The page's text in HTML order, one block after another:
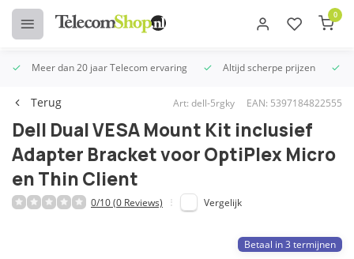
0
Meer dan 20 jaar Telecom ervaring Altijd scherpe prijzen
Terug Art: dell-5rgky EAN: 5397184822555
Dell Dual VESA Mount Kit inclusief
Adapter Bracket voor OptiPlex Micro
en Thin Client
0/10 (0 Reviews) Vergelijk
Betaal in 3 termijnen